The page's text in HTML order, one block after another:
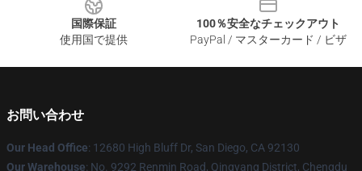
国際保証
使用国で提供
100％安全なチェックアウト
PayPal / マスターカード / ビザ
お問い合わせ
Our Head Office: 12680 High Bluff Dr, San Diego, CA 92130
Our Warehouse: No. 9292 Renmin Road, Qingyang District, Chengdu